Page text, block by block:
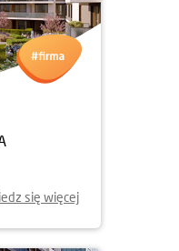
się więcej